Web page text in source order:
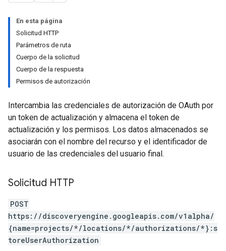
En esta página
Solicitud HTTP
Parámetros de ruta
Cuerpo de la solicitud
Cuerpo de la respuesta
Permisos de autorización
Intercambia las credenciales de autorización de OAuth por
un token de actualización y almacena el token de
actualización y los permisos. Los datos almacenados se
asociarán con el nombre del recurso y el identificador de
usuario de las credenciales del usuario final.
Solicitud HTTP
POST
https://discoveryengine.googleapis.com/v1alpha/
{name=projects/*/locations/*/authorizations/*}:s
toreUserAuthorization